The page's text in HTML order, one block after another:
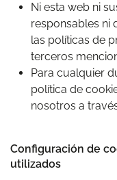
Ni esta web ni
responsables ni
las políticas de
terceros
Para cualquier
política de
nosotros a
Configuración de
utilizados